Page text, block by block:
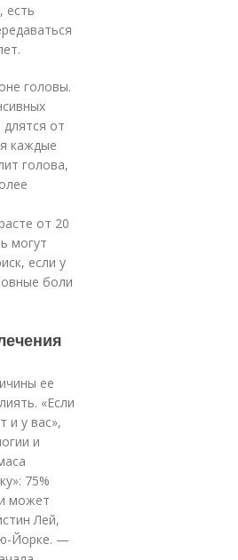
есть
головы.
от
каждые
голова,
от 20
могут
если у
боли
ее
«Если
и у вас»,
и
75%
может
Лей,
Йорке. —